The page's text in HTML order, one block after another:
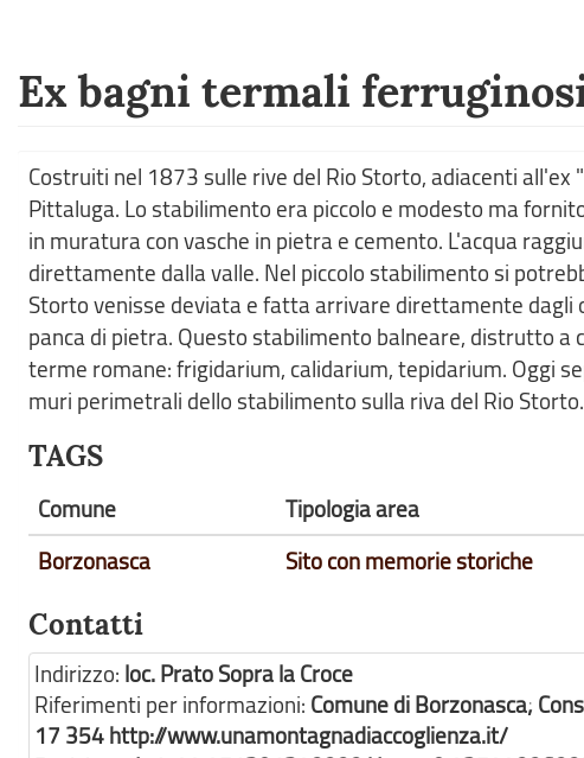
Ex bagni termali
Costruiti nel 1873 sulle rive del Rio Storto, adiacenti all'ex
Pittaluga. Lo stabilimento era piccolo e modesto ma
in muratura con vasche in pietra e cemento. L'acqua
direttamente dalla valle. Nel piccolo stabilimento si
Storto venisse deviata e fatta arrivare direttamente
panca di pietra. Questo stabilimento balneare, distrutto a
terme romane: frigidarium, calidarium, tepidarium. Oggi
muri perimetrali dello stabilimento sulla riva del Rio Storto.
TAGS
Comune Tipologia area
Borzonasca
Sito con memorie storiche
Contatti
Indirizzo: loc. Prato Sopra la Croce
Riferimenti per informazioni: Comune di Borzonasca;
17 354 http://www.unamontagnadiaccoglienza.it/